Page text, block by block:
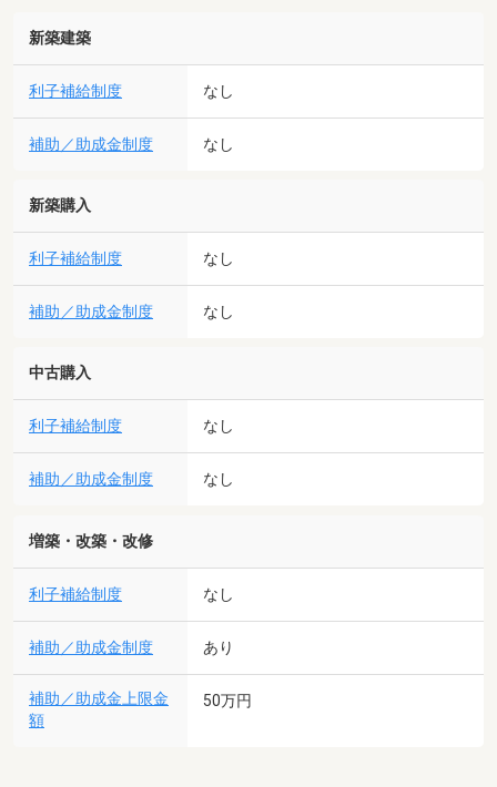
新築建築
利子補給制度 なし
補助／助成金制度 なし
新築購入
利子補給制度 なし
補助／助成金制度 なし
中古購入
利子補給制度 なし
補助／助成金制度 なし
増築・改築・改修
利子補給制度 なし
補助／助成金制度 あり
補助／助成金上限金
額
50万円